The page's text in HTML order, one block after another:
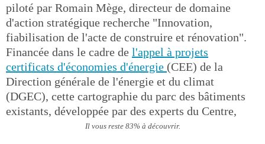
piloté par Romain Mège, directeur de domaine
d'action stratégique recherche "Innovation,
fiabilisation de l'acte de construire et rénovation".
Financée dans le cadre de l'appel à projets
certificats d'économies d'énergie (CEE) de la
Direction générale de l'énergie et du climat
(DGEC), cette cartographie du parc des bâtiments
existants, développée par des experts du Centre,
Il vous reste 83% à découvrir.